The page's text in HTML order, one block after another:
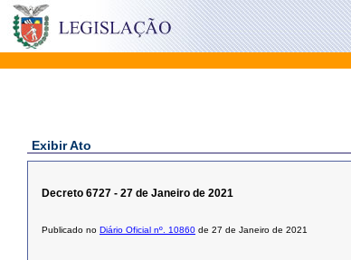
Exibir Ato
Decreto 6727 - 27 de Janeiro de 2021
Publicado no Diário Oficial nº. 10860 de 27 de Janeiro de 2021